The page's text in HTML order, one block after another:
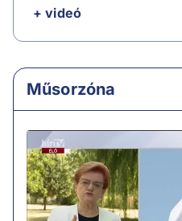
+ videó
Műsorzóna